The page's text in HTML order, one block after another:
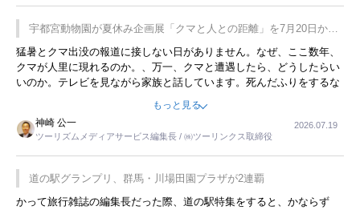
宇都宮動物園が夏休み企画展「クマと人との距離」を7月20日から
開催
猛暑とクマ出没の報道に接しない日がありません。なぜ、ここ数年、
クマが人里に現れるのか。、万一、クマと遭遇したら、どうしたらい
いのか。テレビを見ながら家族と話しています。死んだふりをするな
んてことは、冗談でもいえません。そんな中で、この企画展はタイム
もっと見る
神崎 公一
ツーリズムメディアサービス編集長 / ㈱ツーリンクス取締役
2026.07.19
道の駅グランプリ、群馬・川場田園プラザが2連覇
かって旅行雑誌の編集長だった際、道の駅特集をすると、かならず